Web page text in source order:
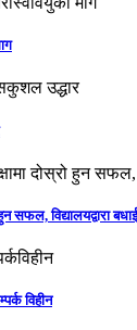
विद्यालयद्वारा
विहीन